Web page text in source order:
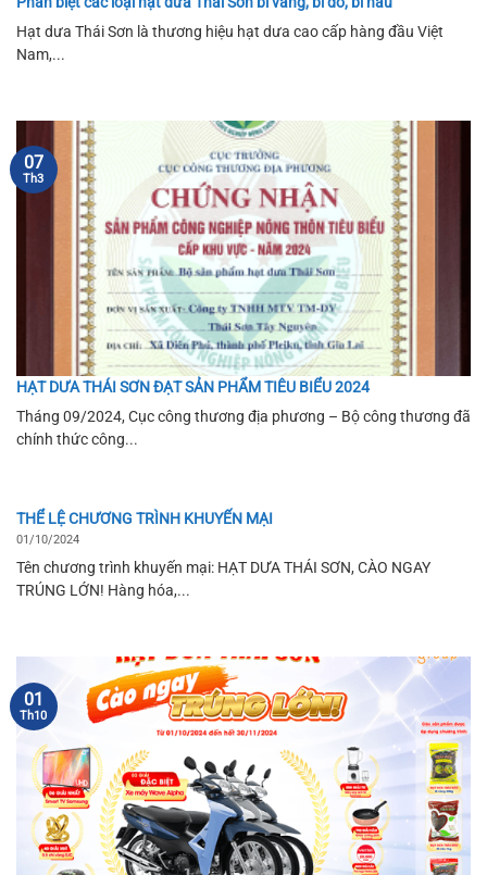
Hạt dưa Thái Sơn là thương hiệu hạt dưa cao cấp hàng đầu Việt
Nam,...
HẠT DƯA THÁI SƠN ĐẠT SẢN PHẨM TIÊU BIỂU 2024
Tháng 09/2024, Cục công thương địa phương – Bộ công thương đã
chính thức công...
07
Th3
THỂ LỆ CHƯƠNG TRÌNH KHUYẾN MẠI
01/10/2024
Tên chương trình khuyến mại: HẠT DƯA THÁI SƠN, CÀO NGAY
TRÚNG LỚN! Hàng hóa,...
01
Th10